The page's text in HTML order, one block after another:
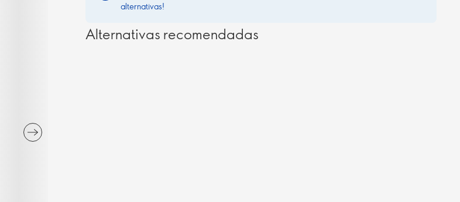
alternativas!
Alternativas recomendadas